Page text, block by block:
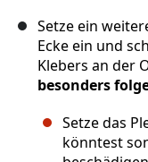
Setze ein
Ecke ein und
Klebers an der
besonders
Setze das
könntest